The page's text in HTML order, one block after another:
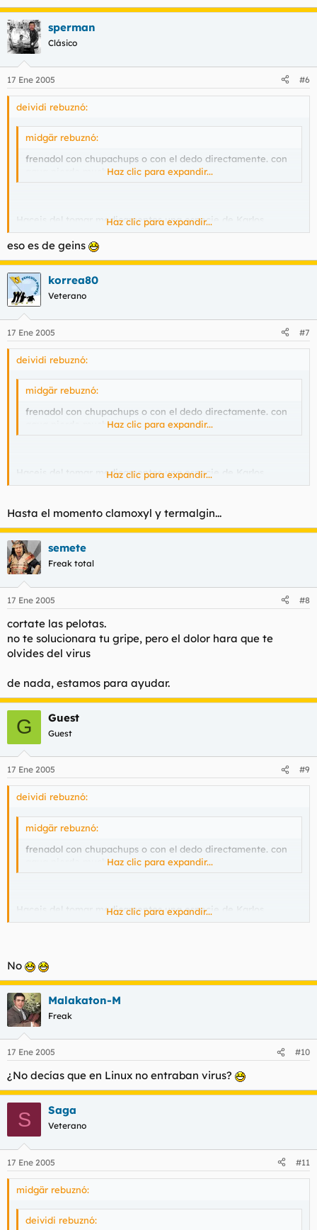
sperman
Clásico
17 Ene 2005 #6
deividi rebuznó:
midgär rebuznó:
frenadol con chupachups o con el dedo directamente. con
agua pierde mucho.Haz clic para expandir...
Haceis del tomar medicamentos una especie de Karlos
Arguiñano-boticario.
No podeis tomar las cosas como la gente normal , los sobres
con agua, el jarabe con su cucharilla como ponen en el
prospecto?
Haz clic para expandir...
eso es de geins
korrea80
Veterano
17 Ene 2005 #7
deividi rebuznó:
midgär rebuznó:
frenadol con chupachups o con el dedo directamente. con
agua pierde mucho.Haz clic para expandir...
Haceis del tomar medicamentos una especie de Karlos
Arguiñano-boticario.
No podeis tomar las cosas como la gente normal , los sobres
con agua, el jarabe con su cucharilla como ponen en el
prospecto?
Haz clic para expandir...
Hasta el momento clamoxyl y termalgin...
semete
Freak total
17 Ene 2005 #8
cortate las pelotas.
no te solucionara tu gripe, pero el dolor hara que te
olvides del virus
de nada, estamos para ayudar.
G Guest
Guest
17 Ene 2005 #9
deividi rebuznó:
midgär rebuznó:
frenadol con chupachups o con el dedo directamente. con
agua pierde mucho.Haz clic para expandir...
Haceis del tomar medicamentos una especie de Karlos
Arguiñano-boticario.
con agua, el jarabe con su cucharilla como ponen en el
prospecto?
Haz clic para expandir...
No
Malakaton-M
Freak
17 Ene 2005 #10
¿No decías que en Linux no entraban virus?
S Saga
Veterano
17 Ene 2005 #11
midgär rebuznó:
deividi rebuznó: